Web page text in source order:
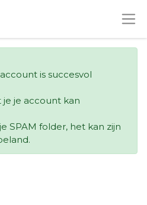
account is succesvol
je je account kan
SPAM folder, het kan zijn